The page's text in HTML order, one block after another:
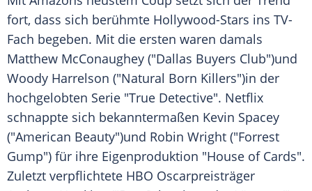
fort, dass sich berühmte Hollywood-Stars ins TV-
Fach begeben. Mit die ersten waren damals
Matthew McConaughey ("Dallas Buyers Club")und
Woody Harrelson ("Natural Born Killers")in der
hochgelobten Serie "True Detective". Netflix
schnappte sich bekanntermaßen Kevin Spacey
("American Beauty")und Robin Wright ("Forrest
Gump") für ihre Eigenproduktion "House of Cards".
Zuletzt verpflichtete HBO Oscarpreisträger